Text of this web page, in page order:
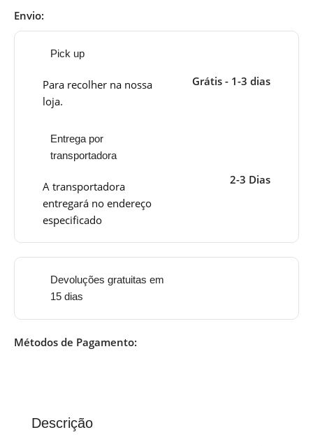
Envio:
Pick up
Para recolher na nossa
loja.
Grátis - 1-3 dias
Entrega por
transportadora
A transportadora
entregará no endereço
especificado
2-3 Dias
Devoluções gratuitas em
15 dias
Métodos de Pagamento:
Descrição